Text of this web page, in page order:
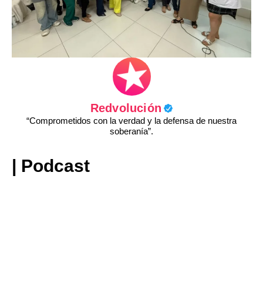
Redvolución
“Comprometidos con la verdad y la defensa de nuestra
soberanía”.
| Podcast